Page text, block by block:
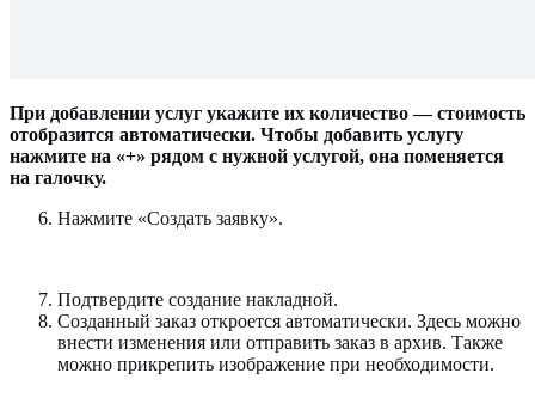
При добавлении услуг укажите их количество — стоимость
отобразится автоматически. Чтобы добавить услугу
нажмите на «+» рядом с нужной услугой, она поменяется
на галочку.
Нажмите «Создать заявку».
Подтвердите создание накладной.
Созданный заказ откроется автоматически. Здесь можно
внести изменения или отправить заказ в архив. Также
можно прикрепить изображение при необходимости.